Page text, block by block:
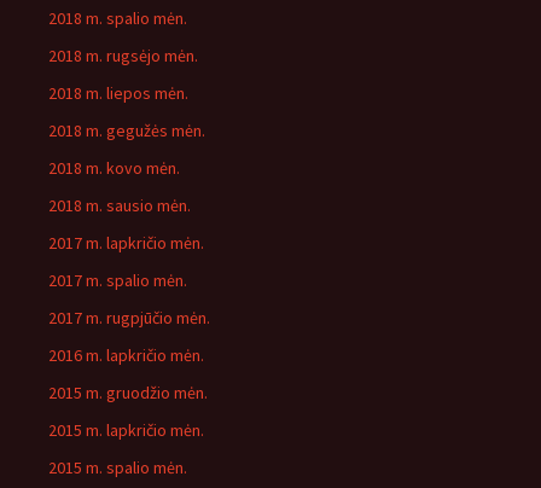
2018 m. spalio mėn.
2018 m. rugsėjo mėn.
2018 m. liepos mėn.
2018 m. gegužės mėn.
2018 m. kovo mėn.
2018 m. sausio mėn.
2017 m. lapkričio mėn.
2017 m. spalio mėn.
2017 m. rugpjūčio mėn.
2016 m. lapkričio mėn.
2015 m. gruodžio mėn.
2015 m. lapkričio mėn.
2015 m. spalio mėn.